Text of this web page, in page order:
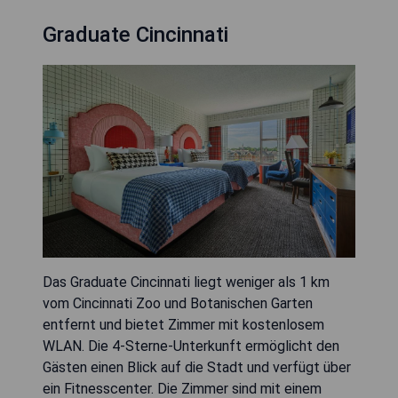
Graduate Cincinnati
Das Graduate Cincinnati liegt weniger als 1 km
vom Cincinnati Zoo und Botanischen Garten
entfernt und bietet Zimmer mit kostenlosem
WLAN. Die 4-Sterne-Unterkunft ermöglicht den
Gästen einen Blick auf die Stadt und verfügt über
ein Fitnesscenter. Die Zimmer sind mit einem